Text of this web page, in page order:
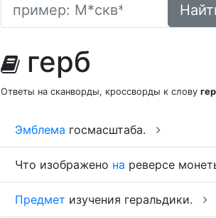
герб
Ответы на сканворды, кроссворды к слову
Эмблема госмасштаба.
Что изображено на реверсе
Предмет изучения геральдики.